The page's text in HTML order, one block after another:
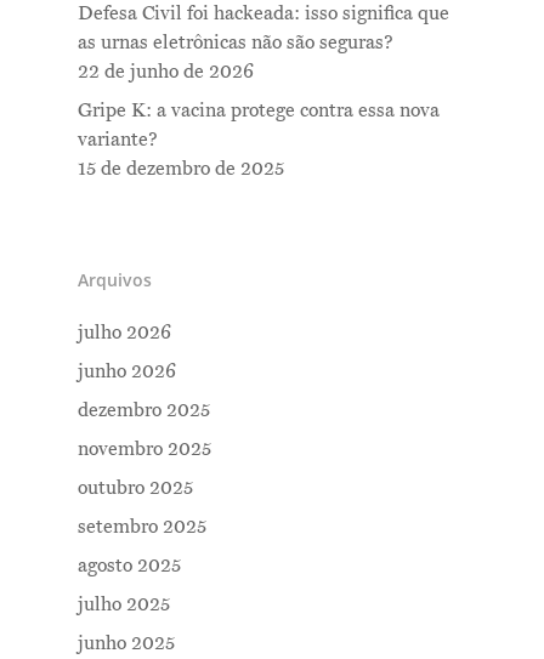
Defesa Civil foi hackeada: isso significa que
as urnas eletrônicas não são seguras?
22 de junho de 2026
Gripe K: a vacina protege contra essa nova
variante?
15 de dezembro de 2025
Arquivos
julho 2026
junho 2026
dezembro 2025
novembro 2025
outubro 2025
setembro 2025
agosto 2025
julho 2025
junho 2025